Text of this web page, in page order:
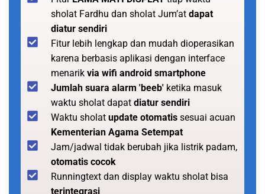
sholat Fardhu dan sholat Jum’at dapat
diatur sendiri
Fitur lebih lengkap dan mudah dioperasikan
karena berbasis aplikasi dengan interface
menarik via wifi android smartphone
Jumlah suara alarm 'beeb' ketika masuk
waktu sholat dapat diatur sendiri
Waktu sholat update otomatis sesuai acuan
Kementerian Agama Setempat
Jam/jadwal tidak berubah jika listrik padam,
otomatis cocok
Runningtext dan display waktu sholat bisa
terintegrasi